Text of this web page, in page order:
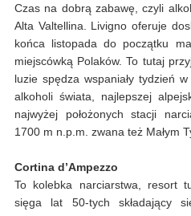
Czas na dobrą zabawę, czyli
Alta Valtellina. Livigno oferuje
końca listopada do początku
miejscówką Polaków. To tutaj
luzie spędza wspaniały tydzień
alkoholi świata, najlepszej
najwyżej położonych stacji
1700 m n.p.m. zwana też Małym
Cortina d’Ampezzo
To kolebka narciarstwa, resort
sięga lat 50-tych składający